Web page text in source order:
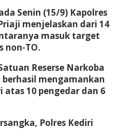
Senin (15/9) Kapolres
menjelaskan dari 14
masuk target
non-TO.
Reserse Narkoba
berhasil mengamankan
10 pengedar dan 6
Polres Kediri